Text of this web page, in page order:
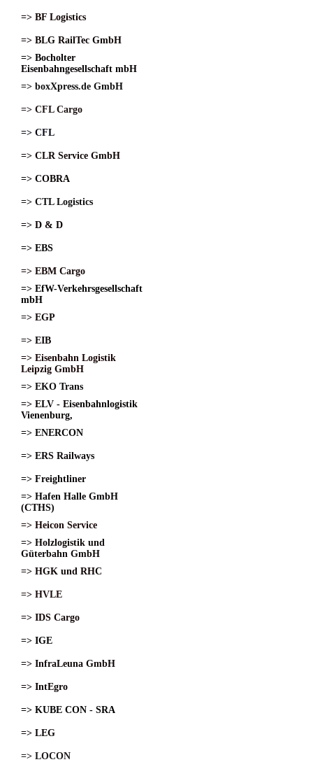
=> BF Logistics
=> BLG RailTec GmbH
=> Bocholter
Eisenbahngesellschaft mbH
=> boxXpress.de GmbH
=> CFL Cargo
=> CFL
=> CLR Service GmbH
=> COBRA
=> CTL Logistics
=> D & D
=> EBS
=> EBM Cargo
=> EfW-Verkehrsgesellschaft
mbH
=> EGP
=> EIB
=> Eisenbahn Logistik
Leipzig GmbH
=> EKO Trans
=> ELV - Eisenbahnlogistik
Vienenburg,
=> ENERCON
=> ERS Railways
=> Freightliner
=> Hafen Halle GmbH
(CTHS)
=> Heicon Service
=> Holzlogistik und
Güterbahn GmbH
=> HGK und RHC
=> HVLE
=> IDS Cargo
=> IGE
=> InfraLeuna GmbH
=> IntEgro
=> KUBE CON - SRA
=> LEG
=> LOCON